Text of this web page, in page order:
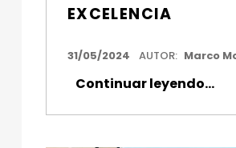
EXCELENCIA
FECHA DE PUBLICACIÓN:
31/05/2024 AUTOR: Marco
Continuar leyendo“Cambiando el futuro del
…